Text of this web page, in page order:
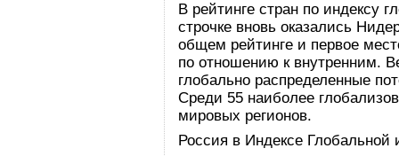
В рейтинге стран по индексу
строчке вновь оказались
общем рейтинге и первое
по отношению к внутренним.
глобально распределенные
Среди 55 наиболее
мировых регионов.
Россия в Индексе Глобальной